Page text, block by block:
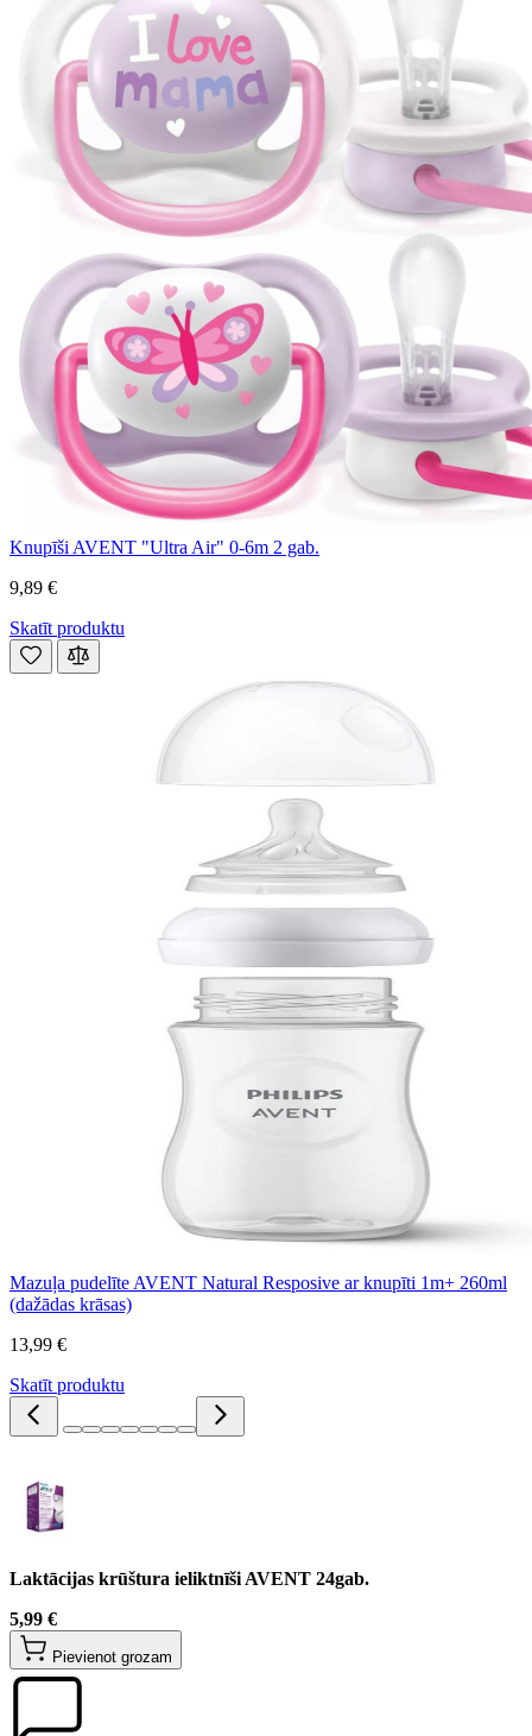
Knupīši AVENT "Ultra Air" 0-6m 2 gab.
9,89 €
Skatīt produktu
Mazuļa pudelīte AVENT Natural Resposive ar knupīti 1m+ 260ml
(dažādas krāsas)
13,99 €
Skatīt produktu
Laktācijas krūštura ieliktnīši AVENT 24gab.
5,99 €
Pievienot grozam